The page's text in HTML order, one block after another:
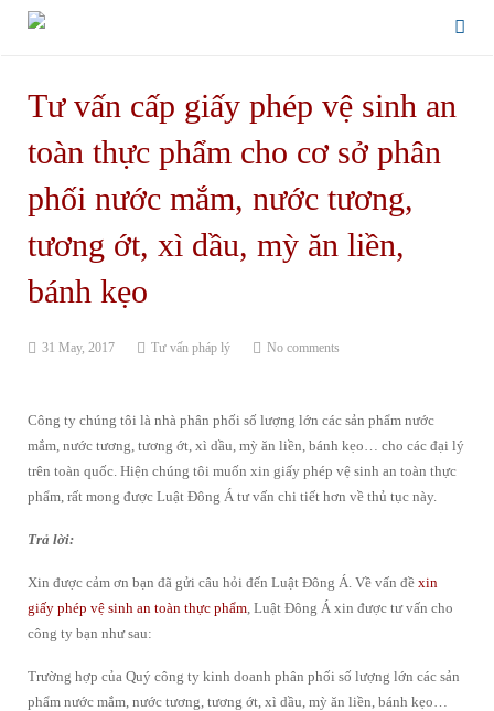
Tư vấn cấp giấy phép vệ sinh an
toàn thực phẩm cho cơ sở phân
phối nước mắm, nước tương,
tương ớt, xì dầu, mỳ ăn liền,
bánh kẹo
31 May, 2017 Tư vấn pháp lý No comments
Công ty chúng tôi là nhà phân phối số lượng lớn các sản phẩm nước
mắm, nước tương, tương ớt, xì dầu, mỳ ăn liền, bánh kẹo… cho các đại lý
trên toàn quốc. Hiện chúng tôi muốn xin giấy phép vệ sinh an toàn thực
phẩm, rất mong được Luật Đông Á tư vấn chi tiết hơn về thủ tục này.
Trả lời:
Xin được cảm ơn bạn đã gửi câu hỏi đến Luật Đông Á. Về vấn đề xin
giấy phép vệ sinh an toàn thực phẩm, Luật Đông Á xin được tư vấn cho
công ty bạn như sau:
Trường hợp của Quý công ty kinh doanh phân phối số lượng lớn các sản
phẩm nước mắm, nước tương, tương ớt, xì dầu, mỳ ăn liền, bánh kẹo…